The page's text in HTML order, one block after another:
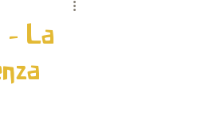
MACROCOSMO
POST COLLABORATORI
- La